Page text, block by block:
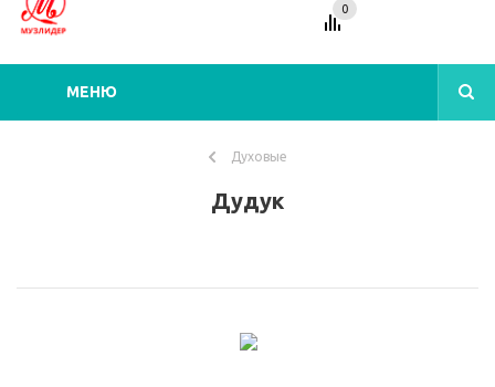
МЕНЮ
0
Духовые
Дудук